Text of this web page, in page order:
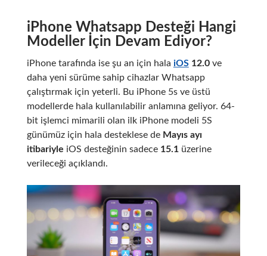
iPhone Whatsapp Desteği Hangi
Modeller İçin Devam Ediyor?
iPhone tarafında ise şu an için hala iOS12.0ve
daha yeni sürüme sahip cihazlar Whatsapp
çalıştırmak için yeterli. Bu iPhone 5s ve üstü
modellerde hala kullanılabilir anlamına geliyor. 64-
bit işlemci mimarili olan ilk iPhone modeli 5S
günümüz için hala desteklese de Mayıs ayı
itibariyle iOS desteğinin sadece 15.1üzerine
verileceği açıklandı.